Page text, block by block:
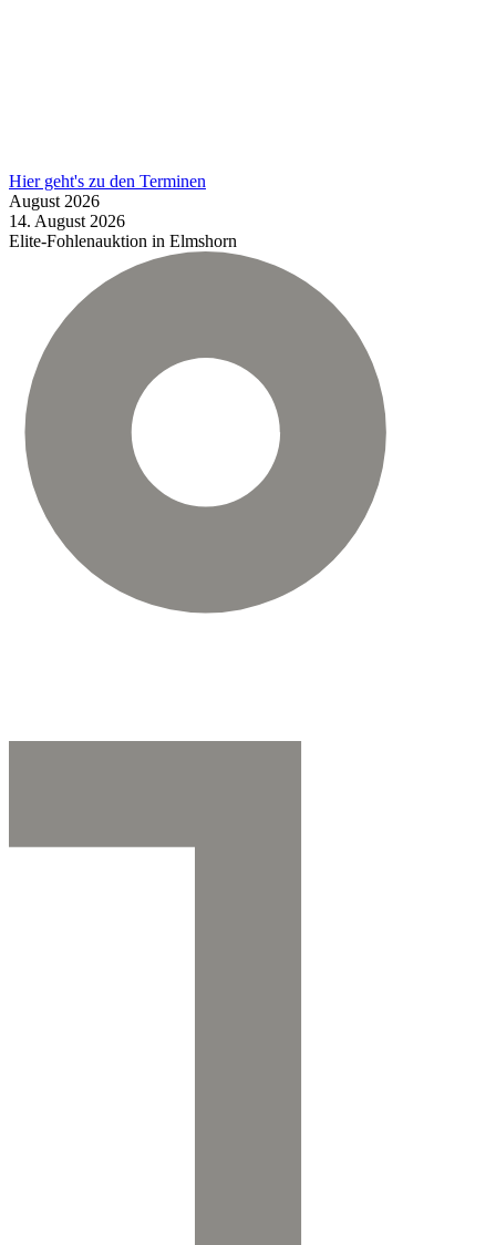
Hier geht's zu den Terminen
August 2026
14. August 2026
Elite-Fohlenauktion in Elmshorn